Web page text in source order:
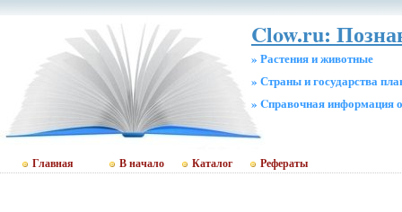
Clow.ru:
» Растения и животные
» Страны и государства
» Cправочная информация
Главная В начало Каталог Рефераты